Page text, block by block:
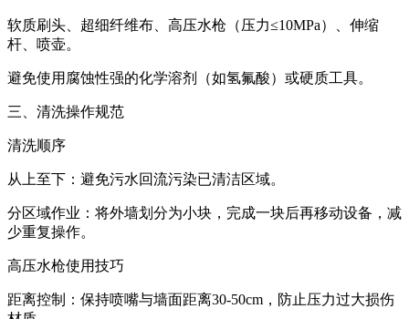
软质刷头、超细纤维布、高压水枪（压力≤10MPa）、伸缩
杆、喷壶。
避免使用腐蚀性强的化学溶剂（如氢氟酸）或硬质工具。
三、清洗操作规范
清洗顺序
从上至下：避免污水回流污染已清洁区域。
分区域作业：将外墙划分为小块，完成一块后再移动设备，减
少重复操作。
高压水枪使用技巧
距离控制：保持喷嘴与墙面距离30-50cm，防止压力过大损伤